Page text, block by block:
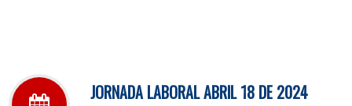
JORNADA LABORAL ABRIL 18 DE 2024